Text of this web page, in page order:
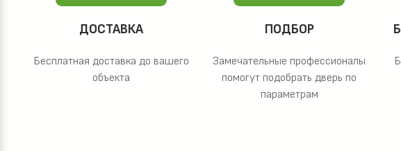
ДОСТАВКА
Бесплатная доставка до вашего
объекта
ПОДБОР
Замечательные профессионалы
помогут подобрать дверь по
параметрам